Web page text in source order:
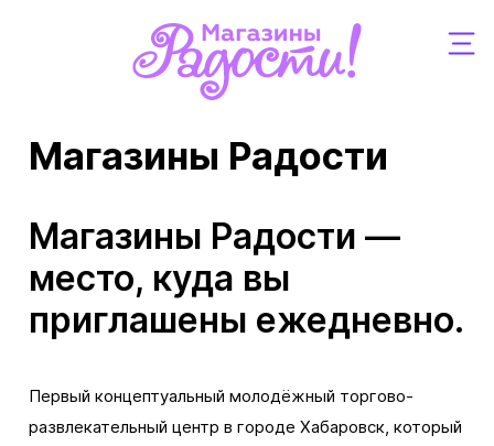
Магазины Радости
Магазины Радости —
место, куда вы
приглашены ежедневно.
Первый концептуальный молодёжный торгово-
развлекательный центр в городе Хабаровск, который